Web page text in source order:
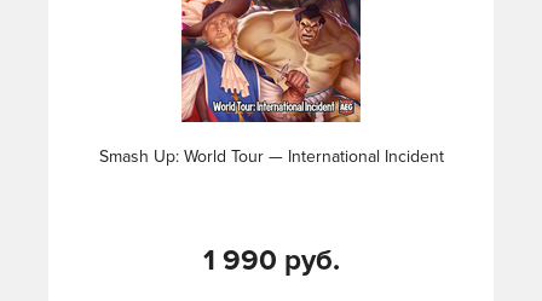
Smash Up: World Tour — International Incident
1 990 руб.